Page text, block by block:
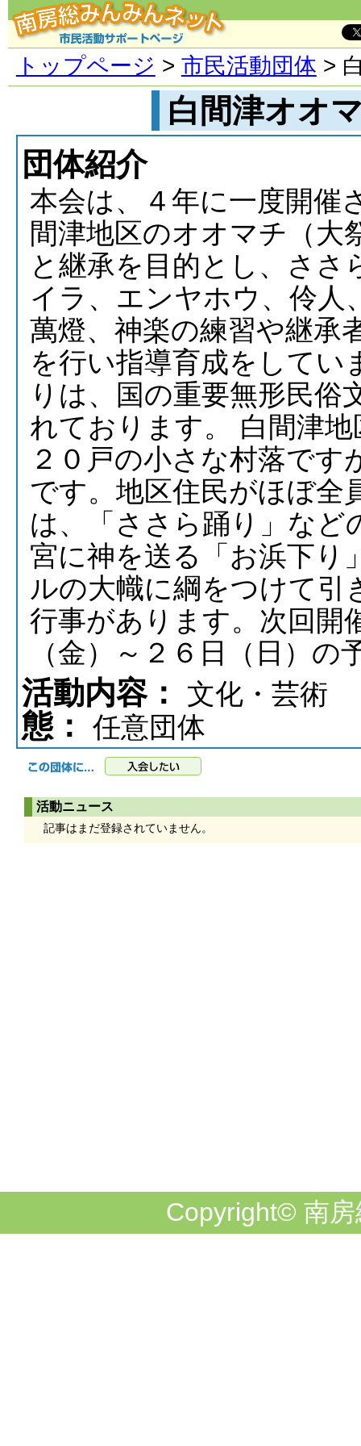
トップページ > 市民活動団体 >
白間津オオ
団体紹介
本会は、４年に一度開催
間津地区のオオマチ（大
と継承を目的とし、ささ
イラ、エンヤホウ、伶人
萬燈、神楽の練習や継承
を行い指導育成をしてい
りは、国の重要無形民俗
れております。 白間津
２０戸の小さな村落です
です。地区住民がほぼ全
は、「ささら踊り」など
宮に神を送る「お浜下り
ルの大幟に綱をつけて引
行事があります。次回開
（金）～２６日（日）の
活動内容： 文化・芸術
態：
任意団体
活動ニュース
記事はまだ登録されていません。
Copyright© 南